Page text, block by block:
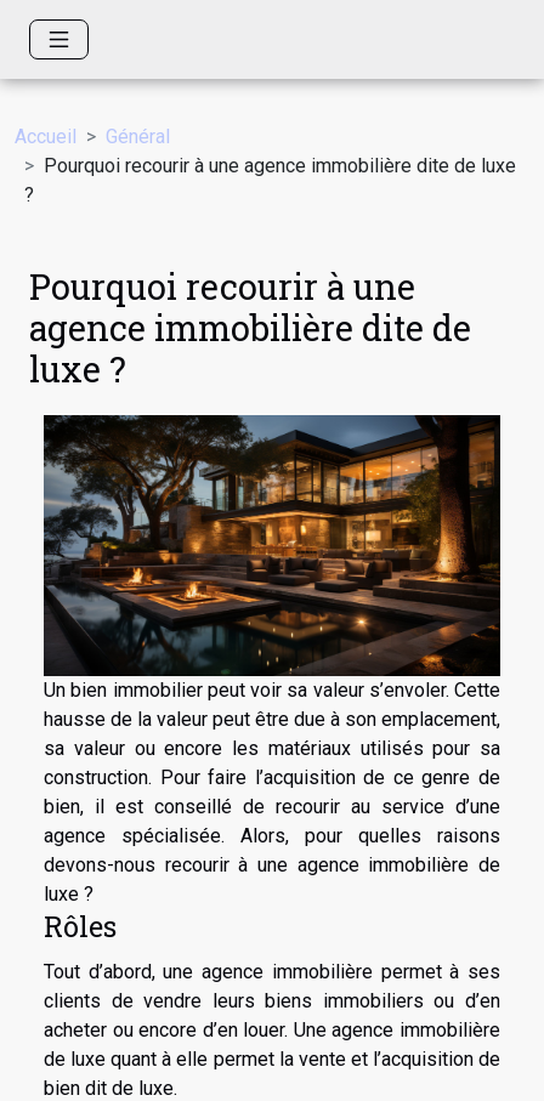
Accueil
Général
Pourquoi recourir à une agence immobilière dite de luxe
?
Pourquoi recourir à une
agence immobilière dite de
luxe ?
Un bien immobilier peut voir sa valeur s’envoler. Cette
hausse de la valeur peut être due à son emplacement,
sa valeur ou encore les matériaux utilisés pour sa
construction. Pour faire l’acquisition de ce genre de
bien, il est conseillé de recourir au service d’une
agence spécialisée. Alors, pour quelles raisons
devons-nous recourir à une agence immobilière de
luxe ?
Rôles
Tout d’abord, une agence immobilière permet à ses
clients de vendre leurs biens immobiliers ou d’en
acheter ou encore d’en louer. Une agence immobilière
de luxe quant à elle permet la vente et l’acquisition de
bien dit de luxe.